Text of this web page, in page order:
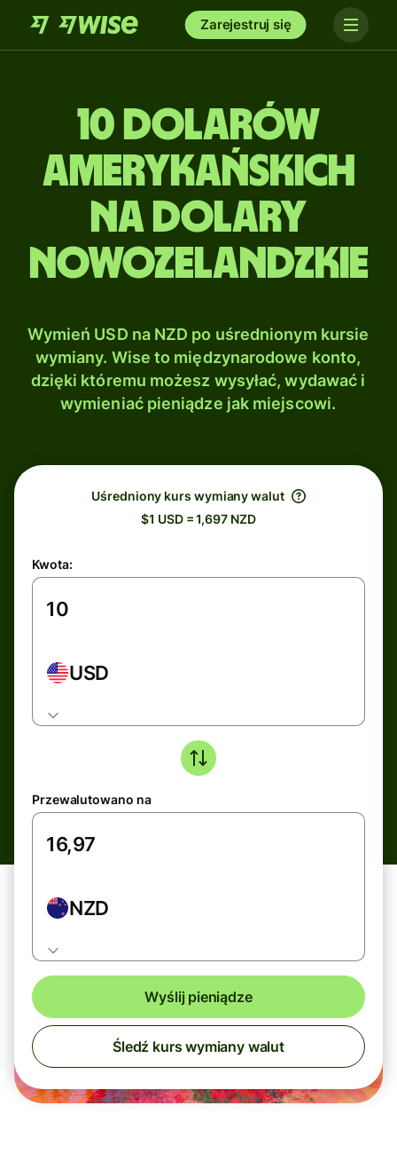
Zarejestruj się
10 Dolarów
amerykańskich
na Dolary
nowozelandzkie
Wymień USD na NZD po uśrednionym kursie
wymiany. Wise to międzynarodowe konto,
dzięki któremu możesz wysyłać, wydawać i
wymieniać pieniądze jak miejscowi.
Uśredniony kurs wymiany walut
$1 USD = 1,697 NZD
Kwota:
USD
Przewalutowano na
NZD
Wyślij pieniądze
Śledź kurs wymiany walut